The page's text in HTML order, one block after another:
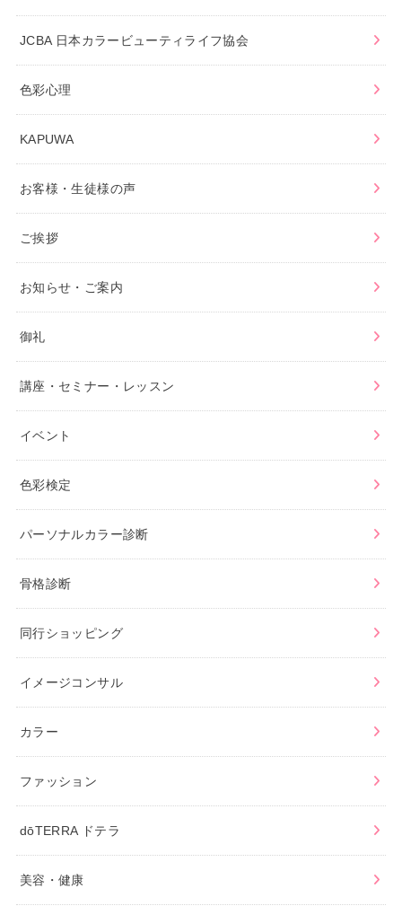
JCBA 日本カラービューティライフ協会
色彩心理
KAPUWA
お客様・生徒様の声
ご挨拶
お知らせ・ご案内
御礼
講座・セミナー・レッスン
イベント
色彩検定
パーソナルカラー診断
骨格診断
同行ショッピング
イメージコンサル
カラー
ファッション
dōTERRA ドテラ
美容・健康